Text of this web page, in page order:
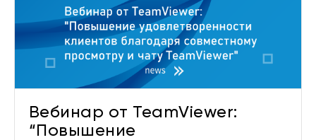
Вебинар от TeamViewer:
“Повышение